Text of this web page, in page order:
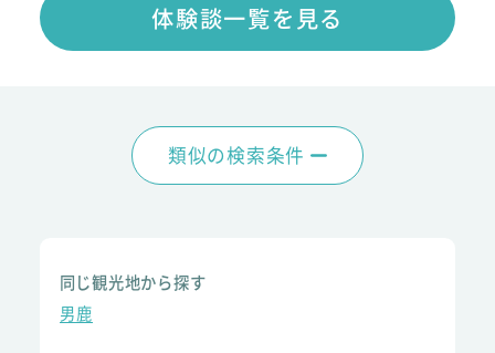
体験談一覧を見る
類似の検索条件
同じ観光地から探す
男鹿